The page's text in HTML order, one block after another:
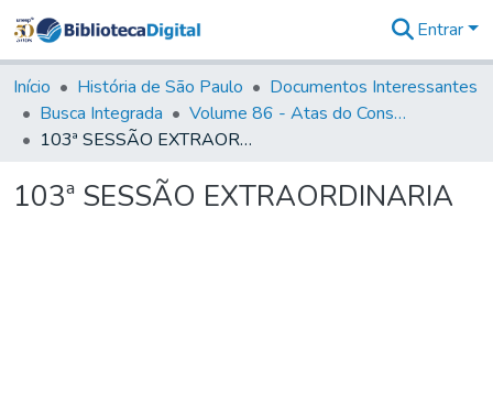
&
Coleções
Tudo na
Biblioteca
Estatísticas
Entrar
Início História de São Paulo
Documentos Interessantes
Busca Integrada
Volume 86 - Atas do Conselho da Presidência da Província de São Paulo (1824-1829)
103ª SESSÃO EXTRAORDINARIA
103ª SESSÃO EXTRAORDINARIA